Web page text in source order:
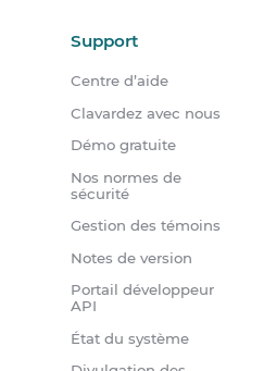
Support
Centre d’aide
Clavardez avec nous
Démo gratuite
Nos normes de
sécurité
Gestion des témoins
Notes de version
Portail développeur
API
État du système